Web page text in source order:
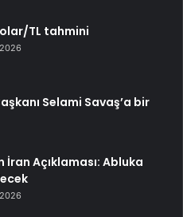
TL tahmini
Selami Savaş’a bir
İran Açıklaması: Abluka